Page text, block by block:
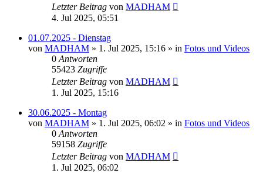
Letzter Beitrag von MADHAM
4. Jul 2025, 05:51
01.07.2025 - Dienstag
von MADHAM » 1. Jul 2025, 15:16 » in Fotos und Videos
0 Antworten
55423 Zugriffe
Letzter Beitrag von MADHAM
1. Jul 2025, 15:16
30.06.2025 - Montag
von MADHAM » 1. Jul 2025, 06:02 » in Fotos und Videos
0 Antworten
59158 Zugriffe
Letzter Beitrag von MADHAM
1. Jul 2025, 06:02